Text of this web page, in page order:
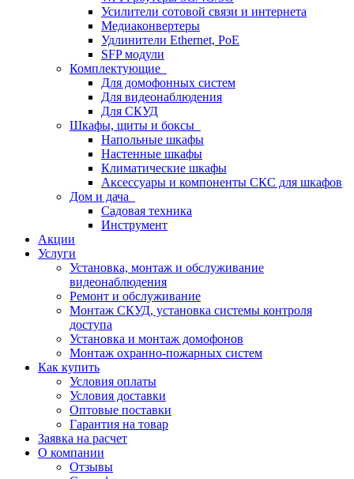
Усилители сотовой связи и интернета
Медиаконвертеры
Удлинители Ethernet, PoE
SFP модули
Комплектующие
Для домофонных систем
Для видеонаблюдения
Для СКУД
Шкафы, щиты и боксы
Напольные шкафы
Настенные шкафы
Климатические шкафы
Аксессуары и компоненты СКС для шкафов
Дом и дача
Садовая техника
Инструмент
Акции
Услуги
Установка, монтаж и обслуживание
видеонаблюдения
Ремонт и обслуживание
Монтаж СКУД, установка системы контроля
доступа
Установка и монтаж домофонов
Монтаж охранно-пожарных систем
Как купить
Условия оплаты
Условия доставки
Оптовые поставки
Гарантия на товар
Заявка на расчет
О компании
Отзывы